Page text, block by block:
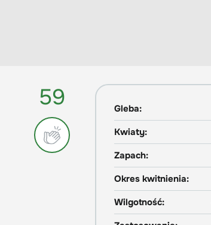
59 Gleba:
Kwiaty:
Zapach:
Okres kwitnienia:
Wilgotność: